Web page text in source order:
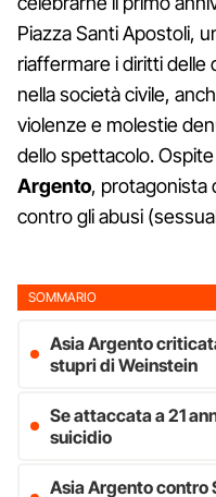
Piazza Santi Apostoli,
riaffermare i diritti delle
nella società civile,
violenze e molestie
dello spettacolo.
Argento, protagonista
contro gli abusi
SOMMARIO
Asia Argento
stupri di Weinstein
Se attaccata a 21
suicidio
Asia Argento contro